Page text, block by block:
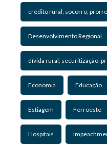
crédito rural; socorro;
Desenvolvimento Regional
dívida rural; securitização;
Economia Educação
Estiagem Ferroeste
Hospitais